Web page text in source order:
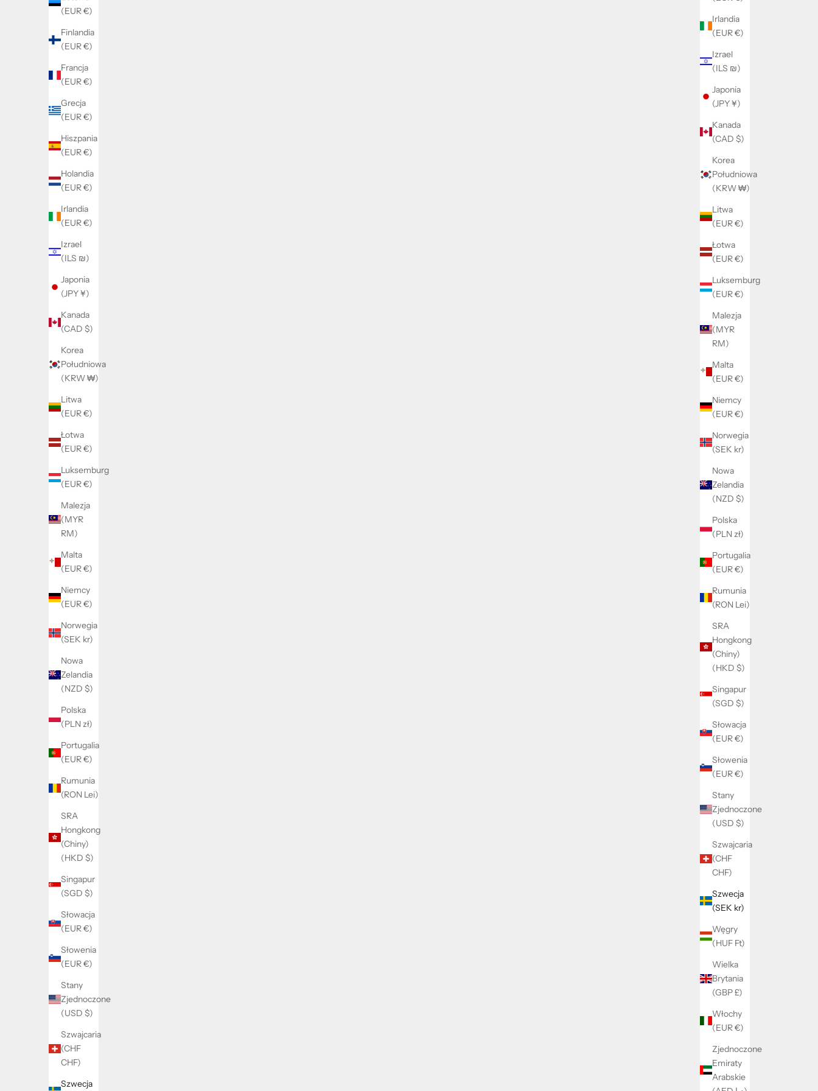
Irlandia
(EUR €)
Izrael
(ILS ₪)
Japonia
(JPY ¥)
Kanada
(CAD $)
Korea
Południowa
(KRW ₩)
Litwa
(EUR €)
Łotwa
(EUR €)
Luksemburg
(EUR €)
Malezja
(MYR
RM)
Malta
(EUR €)
Niemcy
(EUR €)
Norwegia
(SEK kr)
Nowa
Zelandia
(NZD $)
Polska
(PLN zł)
Portugalia
(EUR €)
Rumunia
(RON Lei)
SRA
Hongkong
(Chiny)
(HKD $)
Singapur
(SGD $)
Słowacja
(EUR €)
Słowenia
(EUR €)
Stany
Zjednoczone
(USD $)
Szwajcaria
(CHF
CHF)
Szwecja
(SEK kr)
Węgry
(HUF Ft)
Wielka
Brytania
(GBP £)
Włochy
(EUR €)
Zjednoczone
Emiraty
Arabskie
(EUR €)
Finlandia
(EUR €)
Francja
(EUR €)
Grecja
(EUR €)
Hiszpania
(EUR €)
Holandia
(EUR €)
Irlandia
(EUR €)
Izrael
(ILS ₪)
Japonia
(JPY ¥)
Kanada
(CAD $)
Korea
Południowa
(KRW ₩)
Litwa
(EUR €)
Łotwa
(EUR €)
Luksemburg
(EUR €)
Malezja
(MYR
RM)
Malta
(EUR €)
Niemcy
(EUR €)
Norwegia
(SEK kr)
Nowa
Zelandia
(NZD $)
Polska
(PLN zł)
Portugalia
(EUR €)
Rumunia
(RON Lei)
SRA
Hongkong
(Chiny)
(HKD $)
Singapur
(SGD $)
Słowacja
(EUR €)
Słowenia
(EUR €)
Stany
Zjednoczone
(USD $)
Szwajcaria
(CHF
CHF)
Szwecja
Ball necklace
Cena promocyjna
199 kr
Basic chain Bracelet
Basic hoop earrings
Big Letter Necklace (only pendant)
Cena promocyjna
199 kr